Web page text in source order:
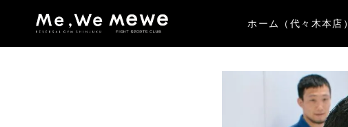
ホーム（代々木本店）